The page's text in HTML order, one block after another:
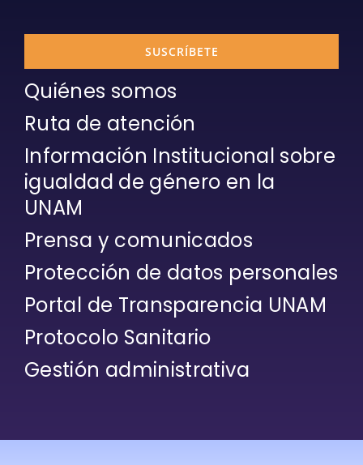
SUSCRÍBETE
Quiénes somos
Ruta de atención
Información Institucional sobre
igualdad de género en la
UNAM
Prensa y comunicados
Protección de datos personales
Portal de Transparencia UNAM
Protocolo Sanitario
Gestión administrativa